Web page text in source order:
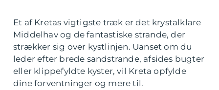
Et af Kretas vigtigste træk er det krystalklare
Middelhav og de fantastiske strande, der
strækker sig over kystlinjen. Uanset om du
leder efter brede sandstrande, afsides bugter
eller klippefyldte kyster, vil Kreta opfylde
dine forventninger og mere til.